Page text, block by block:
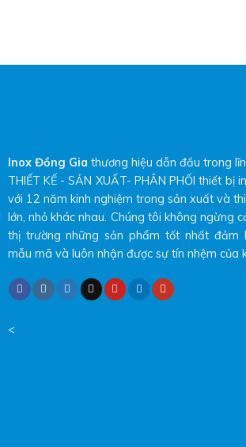
Inox Đồng Gia thương hiệu dẫn đầu trong
THIẾT KẾ - SẢN XUẤT- PHÂN PHỐI thiết bị
với 12 năm kinh nghiệm trong sản xuất và
lớn, nhỏ khác nhau. Chúng tôi không ngừng
thị trường những sản phẩm tốt nhất đảm
mẫu mã và luôn nhận được sự tín nhệm của
<